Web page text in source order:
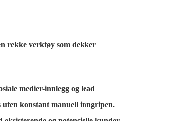
rekke verktøy som dekker
medier-innlegg og lead
konstant manuell inngripen.